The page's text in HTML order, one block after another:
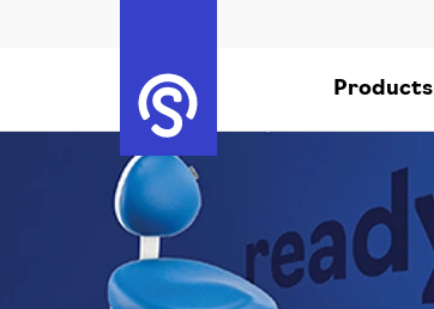
Products